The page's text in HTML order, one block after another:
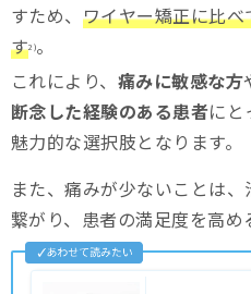
すため、 ワイヤー矯正に比
す2)。
これにより、 痛みに敏感な方
断念した経験のある患者に
魅力的な選択肢となります。
また、痛みが少ないことは、
繋がり、患者の満足度を高め